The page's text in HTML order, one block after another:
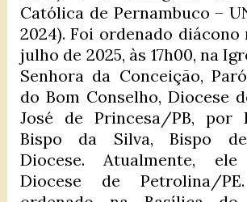
Católica de Pernambuco –
2024). Foi ordenado diácono
julho de 2025, às 17h00, na
Senhora da Conceição,
do Bom Conselho, Diocese
José de Princesa/PB, por
Bispo da Silva, Bispo
Diocese. Atualmente,
Diocese de Petrolina/